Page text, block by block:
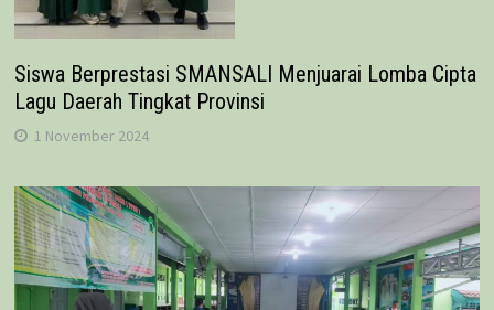
Siswa Berprestasi SMANSALI Menjuarai Lomba Cipta
Lagu Daerah Tingkat Provinsi
1 November 2024